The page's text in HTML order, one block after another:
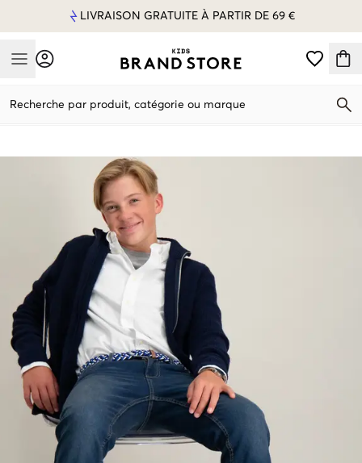
LIVRAISON GRATUITE À PARTIR DE 69 €
Mobile Menu
Recherche par produit, catégorie ou marque